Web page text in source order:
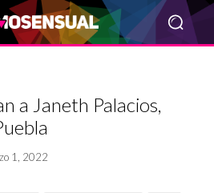
a Janeth Palacios,
1, 2022